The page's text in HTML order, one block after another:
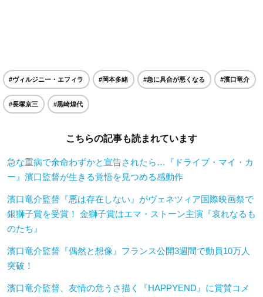
#ヴィルジニー・エフィラ #岡本多緒 #急に具合が悪くなる #濱口竜介
#長塚京三 #黒崎煌代
こちらの記事も読まれています
急な重病で余命わずかと宣告されたら…『ドライブ・マイ・カ
ー』濱口監督が生きる覚悟を見つめる感動作
濱口竜介監督『悪は存在しない』がヴェネツィア国際映画祭で
銀獅子賞を受賞！ 金獅子賞はエマ・ストーン主演『哀れなるも
のたち』
濱口竜介監督『偶然と想像』フランス公開3週間で動員10万人
突破！
濱口竜介監督、友情の危うさ描く『HAPPYEND』に賞賛コメ